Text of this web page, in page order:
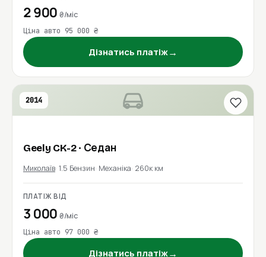
2 900₴/міс
Ціна авто 95 000 ₴
Дізнатись платіж→
2014
Geely CK-2· Седан
Миколаїв 1.5 Бензин Механіка 260к км
ПЛАТІЖ ВІД
3 000₴/міс
Ціна авто 97 000 ₴
Дізнатись платіж→